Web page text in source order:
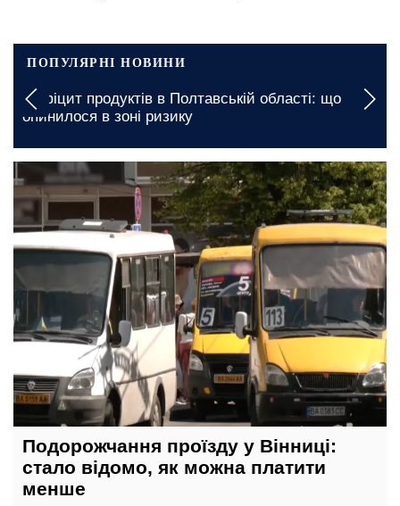
ПОПУЛЯРНІ НОВИНИ
Вимкнення будуть тривалими: якими будуть
графіки відключення світла у Запоріжжі на 7
серпня
сьогодні, 23:00
Подорожчання проїзду у Вінниці:
стало відомо, як можна платити
менше